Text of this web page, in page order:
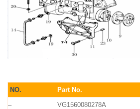
NO. Part No.
–
VG1560080278A